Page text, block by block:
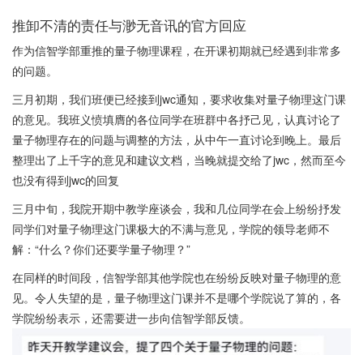
推卸不清的责任与渺无音讯的官方回应
作为信智学部重推的量子物理课程，在开课初期就已经遇到非常多
的问题。
三月初期，我们班便已经接到jwc通知，要求收集对量子物理这门课
的意见。我班义愤填膺的各位同学在班群中各抒己见，认真讨论了
量子物理存在的问题与调整的方法，从中午一直讨论到晚上。最后
整理出了上千字的意见和建议文档，当晚就提交给了jwc，然而至今
也没有得到jwc的回复
三月中旬，我院开期中教学座谈会，我和几位同学在会上纷纷抒发
同学们对量子物理这门课极大的不满与意见，学院的领导老师不
解：“什么？你们还要学量子物理？”
在同样的时间段，信智学部其他学院也在纷纷反映对量子物理的意
见。令人失望的是，量子物理这门课并不是哪个学院说了算的，各
学院纷纷表示，还需要进一步向信智学部反馈。